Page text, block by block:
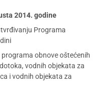
2014. godine
Programa
obnove oštećenih
vodnih objekata za
i vodnih objekata za